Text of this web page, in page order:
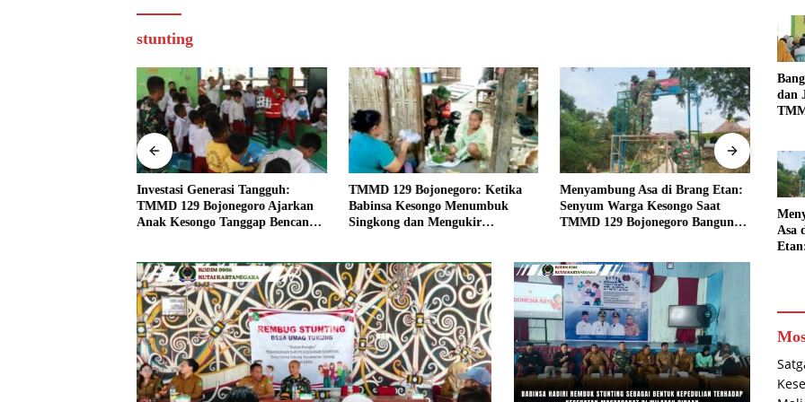
stunting
Investasi Generasi Tangguh:
TMMD 129 Bojonegoro Ajarkan
Anak Kesongo Tanggap Bencana
TMMD 129 Bojonegoro: Ketika
Babinsa Kesongo Menumbuk
Singkong dan Mengukir
Menyambung Asa di Brang Etan:
Senyum Warga Kesongo Saat
TMMD 129 Bojonegoro Bangun
129
dan
Asa